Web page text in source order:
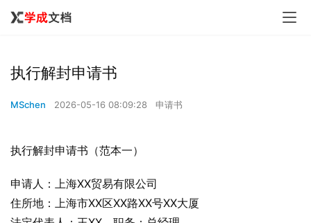
执行解封申请书
MSchen 2026-05-16 08:09:28 申请书
执行解封申请书（范本一）
申请人：上海XX贸易有限公司
住所地：上海市XX区XX路XX号XX大厦